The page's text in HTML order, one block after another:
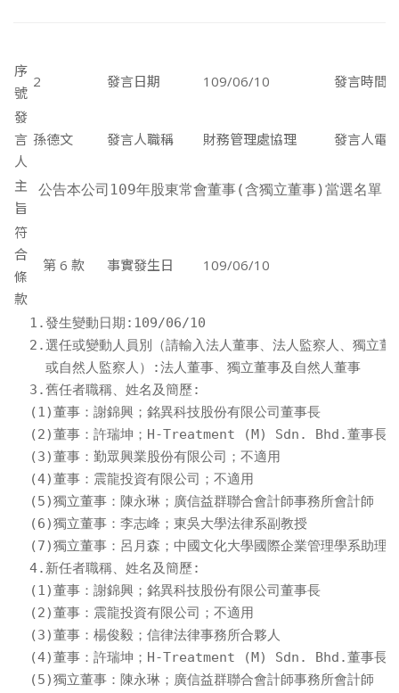
序
號
2 發言日期 109/06/10
發言時間
發
言
人
孫德文 發言人職稱 財務管理處協理 發言人電
主
旨
公告本公司109年股東常會董事(含獨立董事)當選名單
符
合
條
款
第 6 款 事實發生日 109/06/10
1.發生變動日期:109/06/10
2.選任或變動人員別（請輸入法人董事、法人監察人、獨立董
  或自然人監察人）:法人董事、獨立董事及自然人董事
3.舊任者職稱、姓名及簡歷:
(1)董事：謝錦興；銘異科技股份有限公司董事長
(2)董事：許瑞坤；H-Treatment (M) Sdn. Bhd.董事長
(3)董事：勤眾興業股份有限公司；不適用
(4)董事：震龍投資有限公司；不適用
(5)獨立董事：陳永琳；廣信益群聯合會計師事務所會計師
(6)獨立董事：李志峰；東吳大學法律系副教授
(7)獨立董事：呂月森；中國文化大學國際企業管理學系助理
4.新任者職稱、姓名及簡歷:
(1)董事：謝錦興；銘異科技股份有限公司董事長
(2)董事：震龍投資有限公司；不適用
(3)董事：楊俊毅；信律法律事務所合夥人
(4)董事：許瑞坤；H-Treatment (M) Sdn. Bhd.董事長
(5)獨立董事：陳永琳；廣信益群聯合會計師事務所會計師